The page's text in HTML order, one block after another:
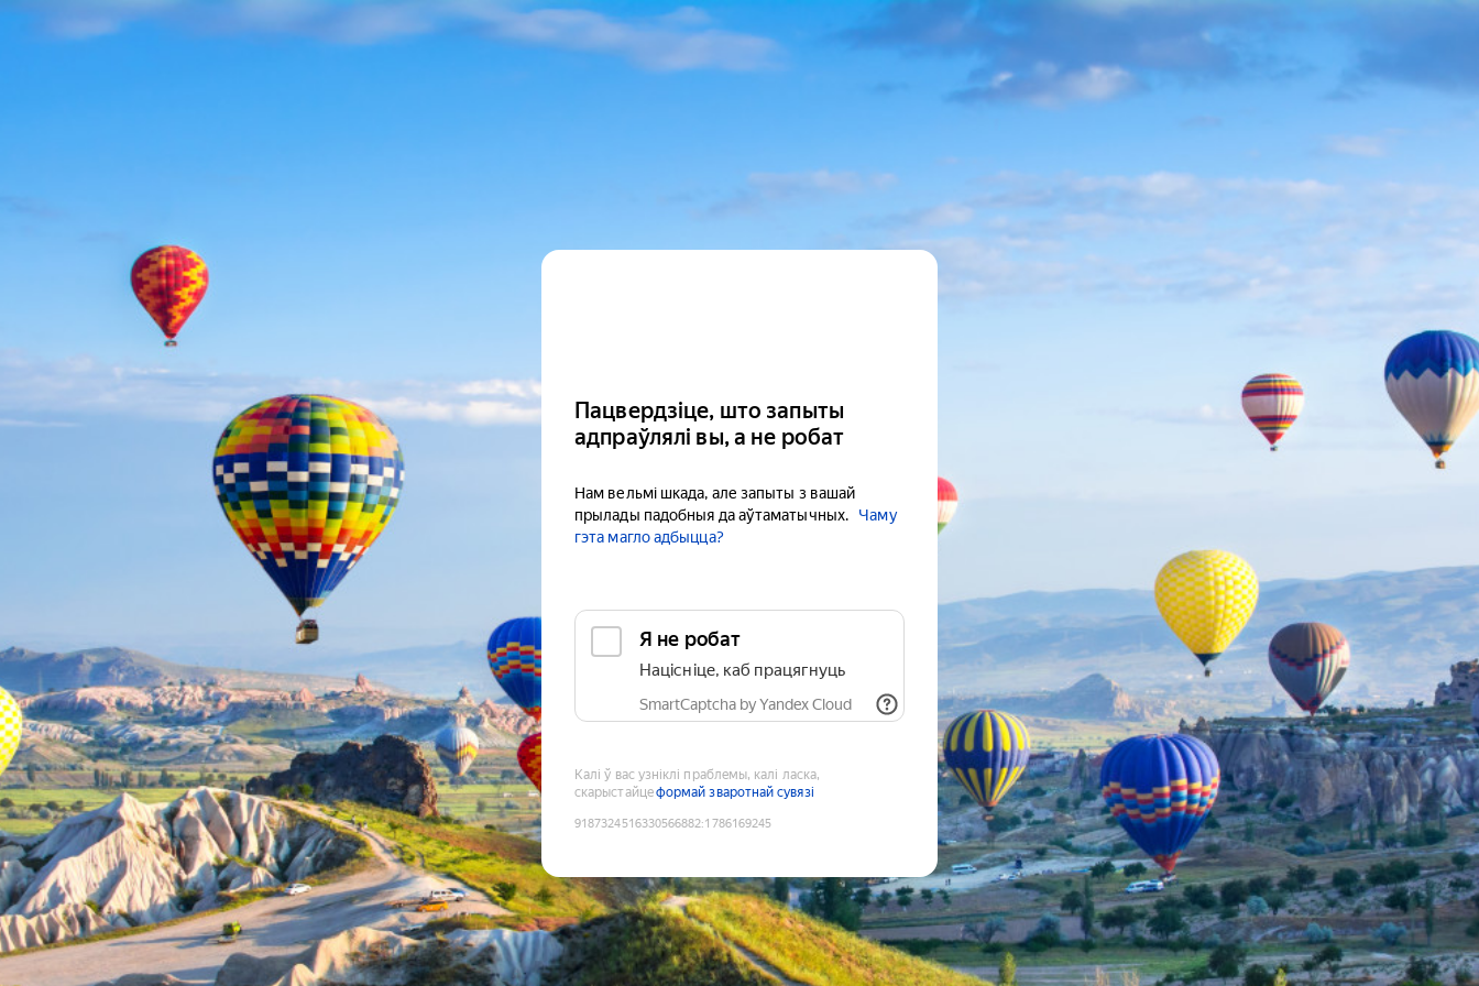
Пацвердзіце, што запыты
адпраўлялі вы, а не робат
Нам вельмі шкада, але запыты з вашай
прылады падобныя да аўтаматычных.
Чаму
гэта магло адбыцца?
Я не робат
Націсніце, каб працягнуць
SmartCaptcha by Yandex Cloud
Калі ў вас узніклі праблемы, калі ласка,
скарыстайцеформай зваротнай сувязі
9187324516330566882:1786169245